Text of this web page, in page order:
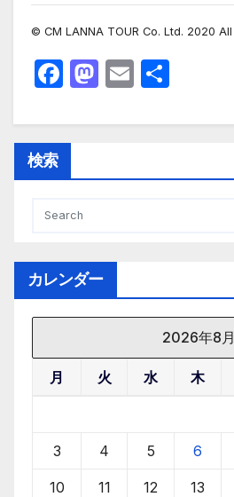
© CM LANNA TOUR Co. Ltd. 2020
F
c
b
o
k
M
st
d
E
ail
検索
カレンダー
2026年8月
月 火 水 木
3 4 5 6
10 11 12 13